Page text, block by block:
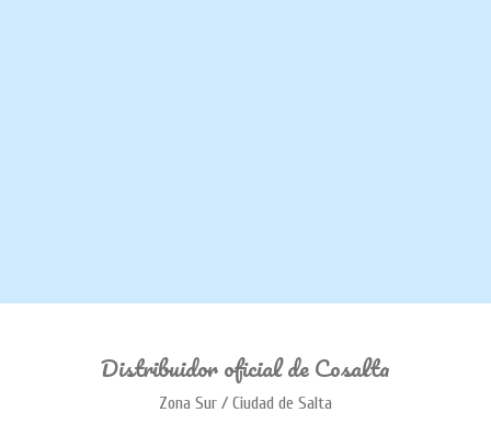
Distribuidor oficial de Cosalta
Zona Sur / Ciudad de Salta